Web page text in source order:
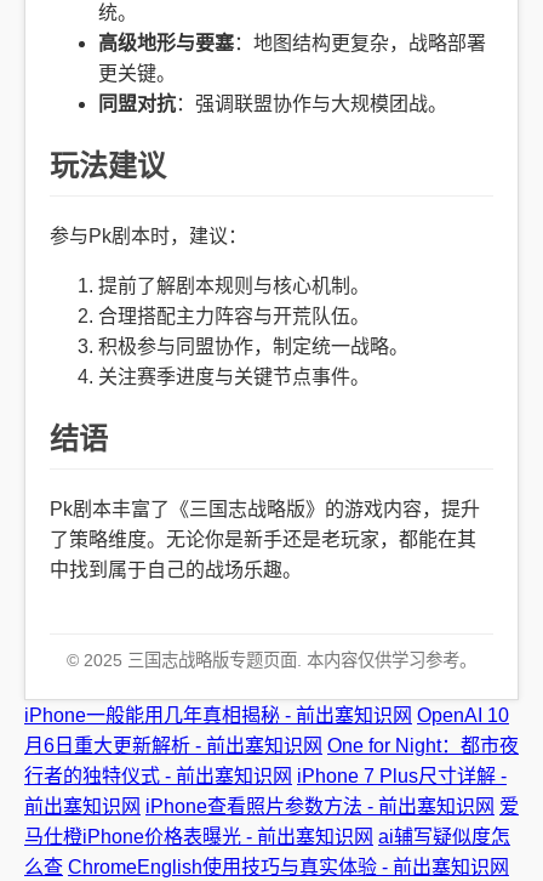
统。
高级地形与要塞：地图结构更复杂，战略部署
更关键。
同盟对抗：强调联盟协作与大规模团战。
玩法建议
参与Pk剧本时，建议：
提前了解剧本规则与核心机制。
合理搭配主力阵容与开荒队伍。
积极参与同盟协作，制定统一战略。
关注赛季进度与关键节点事件。
结语
Pk剧本丰富了《三国志战略版》的游戏内容，提升
了策略维度。无论你是新手还是老玩家，都能在其
中找到属于自己的战场乐趣。
© 2025 三国志战略版专题页面. 本内容仅供学习参考。
iPhone一般能用几年真相揭秘 - 前出塞知识网 OpenAI 10
月6日重大更新解析 - 前出塞知识网 One for Night：都市夜
行者的独特仪式 - 前出塞知识网 iPhone 7 Plus尺寸详解 -
前出塞知识网 iPhone查看照片参数方法 - 前出塞知识网 爱
马仕橙iPhone价格表曝光 - 前出塞知识网 ai辅写疑似度怎
么查 ChromeEnglish使用技巧与真实体验 - 前出塞知识网